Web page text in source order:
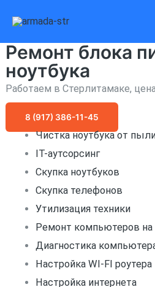
содержимому
Ремонт блока
ноутбука
Работаем в Стерлитамаке,
8 (917) 386-11-45
Чистка ноутбука от
IT-аутсорсинг
Скупка ноутбуков
Скупка телефонов
Утилизация техники
Ремонт компьютеров
Диагностика
Настройка WI-FI роутера
Настройка интернета